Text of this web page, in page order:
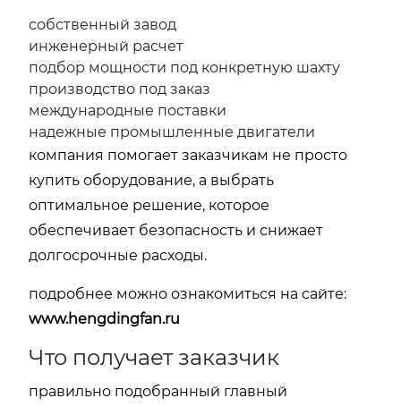
собственный завод
инженерный расчет
подбор мощности под конкретную шахту
производство под заказ
международные поставки
надежные промышленные двигатели
компания помогает заказчикам не просто
купить оборудование, а выбрать
оптимальное решение, которое
обеспечивает безопасность и снижает
долгосрочные расходы.
подробнее можно ознакомиться на сайте:
www.hengdingfan.ru
Что получает заказчик
правильно подобранный главный